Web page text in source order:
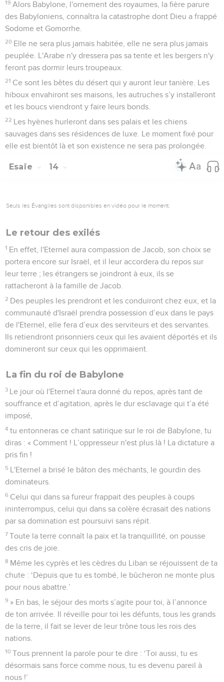
19 Alors Babylone, l'ornement des royaumes, la fière parure
des Babyloniens, connaîtra la catastrophe dont Dieu a frappé
Sodome et Gomorrhe.
20 Elle ne sera plus jamais habitée, elle ne sera plus jamais
peuplée. L'Arabe n'y dressera pas sa tente et les bergers n'y
feront pas dormir leurs troupeaux.
21 Ce sont les bêtes du désert qui y auront leur tanière. Les
hiboux envahiront ses maisons, les autruches s’y installeront
et les boucs viendront y faire leurs bonds.
22 Les hyènes hurleront dans ses palais et les chiens
sauvages dans ses résidences de luxe. Le moment fixé pour
elle est bientôt là et son existence ne sera pas prolongée.
Esaïe 14
Seuls les Évangiles sont disponibles en vidéo pour le moment.
Le retour des exilés
1 En effet, l'Eternel aura compassion de Jacob, son choix se
portera encore sur Israël, et il leur accordera du repos sur
leur terre ; les étrangers se joindront à eux, ils se
rattacheront à la famille de Jacob.
2 Des peuples les prendront et les conduiront chez eux, et la
communauté d'Israël prendra possession d’eux dans le pays
de l'Eternel, elle fera d’eux des serviteurs et des servantes.
Ils retiendront prisonniers ceux qui les avaient déportés et ils
domineront sur ceux qui les opprimaient.
La fin du roi de Babylone
3 Le jour où l'Eternel t'aura donné du repos, après tant de
souffrance et d’agitation, après le dur esclavage qui t’a été
imposé,
4 tu entonneras ce chant satirique sur le roi de Babylone, tu
diras : « Comment ! L’oppresseur n'est plus là ! La dictature a
pris fin !
5 L'Eternel a brisé le bâton des méchants, le gourdin des
dominateurs.
6 Celui qui dans sa fureur frappait des peuples à coups
ininterrompus, celui qui dans sa colère écrasait des nations
par sa domination est poursuivi sans répit.
7 Toute la terre connaît la paix et la tranquillité, on pousse
des cris de joie.
8 Même les cyprès et les cèdres du Liban se réjouissent de ta
chute : ‘Depuis que tu es tombé, le bûcheron ne monte plus
pour nous abattre.’
9 » En bas, le séjour des morts s’agite pour toi, à l’annonce
de ton arrivée. Il réveille pour toi les défunts, tous les grands
de la terre, il fait se lever de leur trône tous les rois des
nations.
10 Tous prennent la parole pour te dire : ‘Toi aussi, tu es
désormais sans force comme nous, tu es devenu pareil à
nous !’